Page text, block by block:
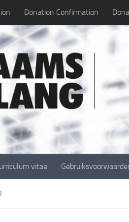
Donation Confirmation
vitae